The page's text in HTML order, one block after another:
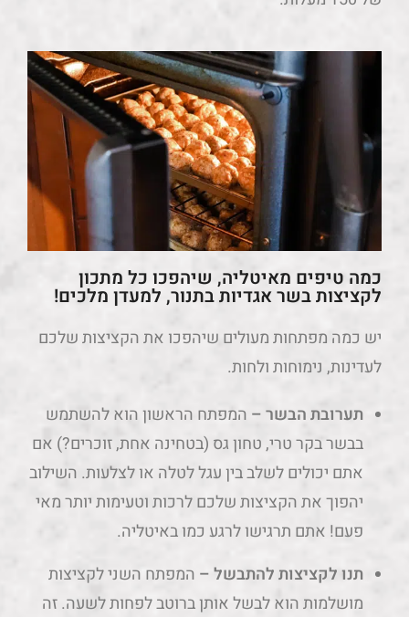
כמה טיפים מאיטליה, שיהפכו כל מתכון
לקציצות בשר אגדיות בתנור, למעדן מלכים!
יש כמה מפתחות מעולים שיהפכו את הקציצות שלכם
לעדינות, נימוחות ולחות.
תערובת הבשר – המפתח הראשון הוא להשתמש
בבשר בקר טרי, טחון גס (בטחינה אחת, זוכרים?) אם
אתם יכולים לשלב בין עגל לטלה או לצלעות. השילוב
יהפוך את הקציצות שלכם לרכות וטעימות יותר מאי
פעם! אתם תרגישו לרגע כמו באיטליה.
תנו לקציצות להתבשל – המפתח השני לקציצות
מושלמות הוא לבשל אותן ברוטב לפחות לשעה. זה